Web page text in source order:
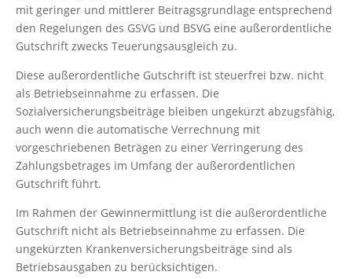
mit geringer und mittlerer Beitragsgrundlage entsprechend
den Regelungen des GSVG und BSVG eine außerordentliche
Gutschrift zwecks Teuerungsausgleich zu.
Diese außerordentliche Gutschrift ist steuerfrei bzw. nicht
als Betriebseinnahme zu erfassen. Die
Sozialversicherungsbeiträge bleiben ungekürzt abzugsfähig,
auch wenn die automatische Verrechnung mit
vorgeschriebenen Beträgen zu einer Verringerung des
Zahlungsbetrages im Umfang der außerordentlichen
Gutschrift führt.
Im Rahmen der Gewinnermittlung ist die außerordentliche
Gutschrift nicht als Betriebseinnahme zu erfassen. Die
ungekürzten Krankenversicherungsbeiträge sind als
Betriebsausgaben zu berücksichtigen.